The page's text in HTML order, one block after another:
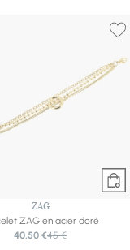
ZAG
ZAG en acier doré
40,50 €45 €